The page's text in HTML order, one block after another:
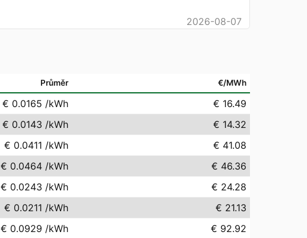
2026-08-07
Průměr €/MWh
€ 0.0165 /kWh
€ 16.49
€ 0.0143 /kWh
€ 14.32
€ 0.0411 /kWh
€ 41.08
€ 0.0464 /kWh
€ 46.36
€ 0.0243 /kWh
€ 24.28
€ 0.0211 /kWh
€ 21.13
€ 0.0929 /kWh
€ 92.92